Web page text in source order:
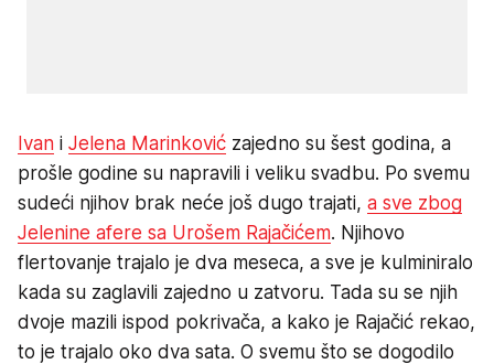
Ivan i Jelena Marinković zajedno su šest godina, a
prošle godine su napravili i veliku svadbu. Po svemu
sudeći njihov brak neće još dugo trajati, a sve zbog
Jelenine afere sa Urošem Rajačićem. Njihovo
flertovanje trajalo je dva meseca, a sve je kulminiralo
kada su zaglavili zajedno u zatvoru. Tada su se njih
dvoje mazili ispod pokrivača, a kako je Rajačić rekao,
to je trajalo oko dva sata. O svemu što se dogodilo